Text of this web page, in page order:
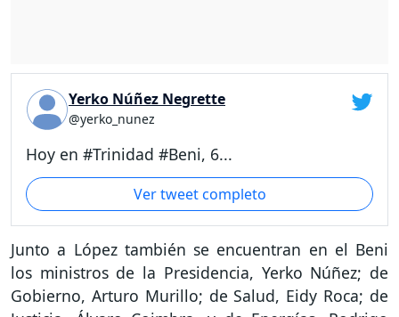
Yerko Núñez Negrette
@yerko_nunez
Hoy en #Trinidad #Beni, 6...
Ver tweet completo
Junto a López también se encuentran en el Beni
los ministros de la Presidencia, Yerko Núñez; de
Gobierno, Arturo Murillo; de Salud, Eidy Roca; de